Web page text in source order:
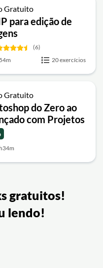
Gratuito
para edição de
(6)
20 exercícios
Gratuito
do Zero ao
com Projetos
de Apoio
gratuitos!
lendo!